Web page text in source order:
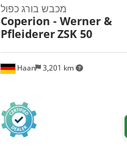
Haan 3,201 km
מכבש בורג כפול
Coperion - Werner &
PfleidererZSK 50